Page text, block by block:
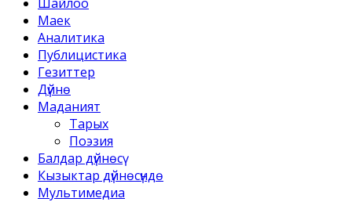
Маек
Аналитика
Публицистика
Гезиттер
Дүйнө
Маданият
Тарых
Поэзия
Балдар дүйнөсү
Кызыктар дүйнөсүндө
Мультимедиа